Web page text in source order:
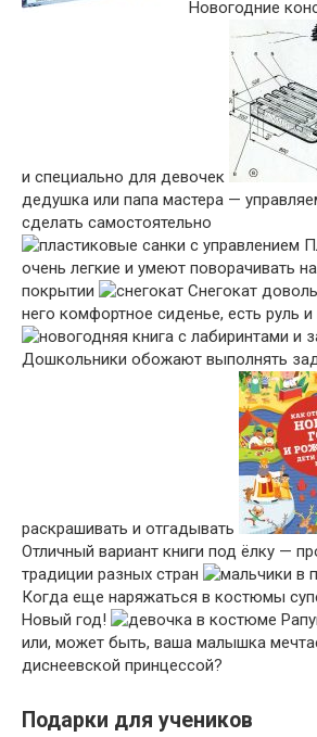
Новогодние
и специально для девочек
дедушка или папа мастера —
сделать самостоятельно
очень легкие и умеют поворачивать
покрытии
Снегокат
него комфортное сиденье, есть руль
Дошкольники обожают выполнять
раскрашивать и отгадывать
Отличный вариант книги под ёлку —
традиции разных стран
Когда еще наряжаться в костюмы
Новый год!
или, может быть, ваша малышка
диснеевской принцессой?
Подарки для учеников